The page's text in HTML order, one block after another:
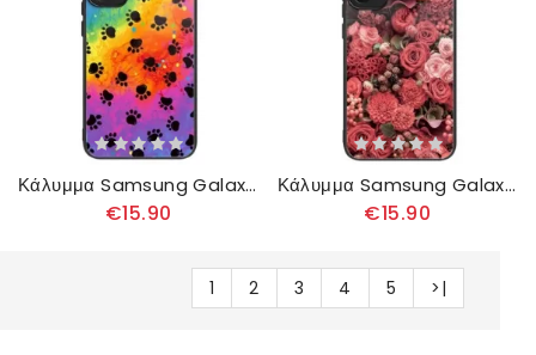
Κάλυμμα Samsung Galaxy A55 5g Αποτύπωμα Tempered Glass
€15.90
Κάλυμμα Samsung Galaxy A55 5g Γυαλί Σκληρυμένο Κόκκινο Και Ροζ Λουλούδια Σιλικόνης
€15.90
1 2 3 4 5 >|